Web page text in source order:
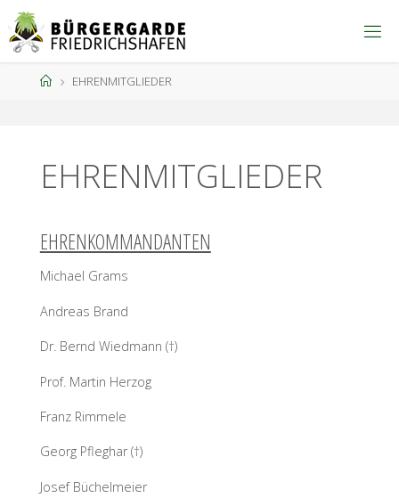
Zum
Inhalt
springen
StartEHRENMITGLIEDER
EHRENMITGLIEDER
EHRENKOMMANDANTEN
Michael Grams
Andreas Brand
Dr. Bernd Wiedmann (†)
Prof. Martin Herzog
Franz Rimmele
Georg Pfleghar (†)
Josef Büchelmeier